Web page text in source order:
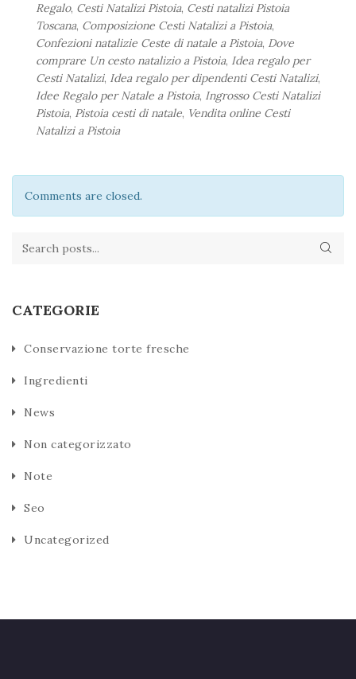
Regalo, Cesti Natalizi Pistoia, Cesti natalizi Pistoia
Toscana, Composizione Cesti Natalizi a Pistoia,
Confezioni natalizie Ceste di natale a Pistoia, Dove
comprare Un cesto natalizio a Pistoia, Idea regalo per
Cesti Natalizi, Idea regalo per dipendenti Cesti Natalizi,
Idee Regalo per Natale a Pistoia, Ingrosso Cesti Natalizi
Pistoia, Pistoia cesti di natale, Vendita online Cesti
Natalizi a Pistoia
Comments are closed.
CATEGORIE
Conservazione torte fresche
Ingredienti
News
Non categorizzato
Note
Seo
Uncategorized